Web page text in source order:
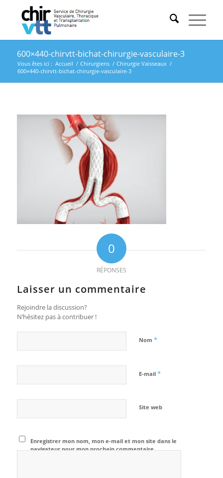
600×440-chirvtt-bichat-chirurgie-vasculaire-3
Vous êtes ici : Accueil / Chirurgiens / Chirurgie Vaisseaux /
600×440-chirvtt-bichat-chirurgie-vasculaire-3
0
RÉPONSES
Laisser un commentaire
Rejoindre la discussion?
N’hésitez pas à contribuer !
Nom *
E-mail *
Site web
Enregistrer mon nom, mon e-mail et mon site dans le
navigateur pour mon prochain commentaire.